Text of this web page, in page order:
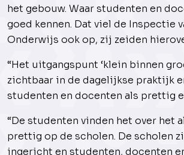
het gebouw. Waar studenten en
goed kennen. Dat viel de Inspectie
Onderwijs ook op, zij zeiden
“Het uitgangspunt ‘klein binnen
zichtbaar in de dagelijkse praktijk
studenten en docenten als prettig
“De studenten vinden het over het
prettig op de scholen. De scholen
ingericht en studenten, docenten